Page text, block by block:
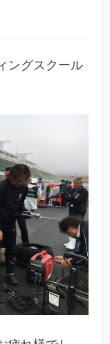
ングスクール